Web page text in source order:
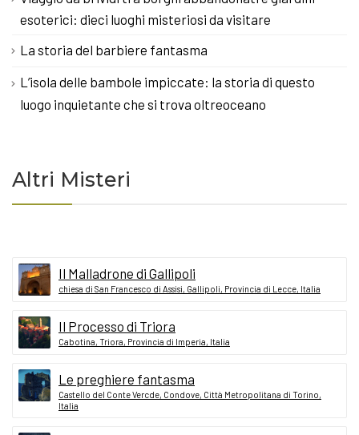
esoterici: dieci luoghi misteriosi da visitare
La storia del barbiere fantasma
L’isola delle bambole impiccate: la storia di questo
luogo inquietante che si trova oltreoceano
Altri Misteri
Il Malladrone di Gallipoli
chiesa di San Francesco di Assisi, Gallipoli, Provincia di Lecce, Italia
Il Processo di Triora
Cabotina, Triora, Provincia di Imperia, Italia
Le preghiere fantasma
Castello del Conte Vercde, Condove, Città Metropolitana di Torino,
Italia